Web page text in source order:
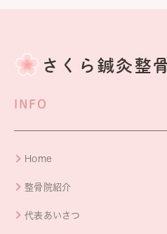
INFO
Home
整骨院紹介
代表あいさつ